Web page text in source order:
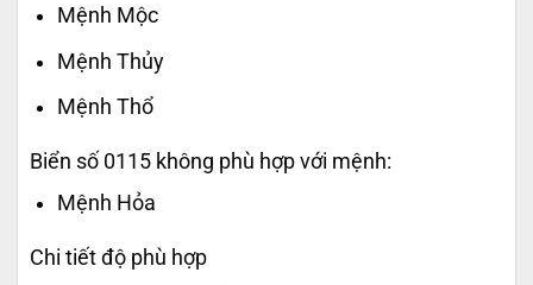
Mệnh Mộc
Mệnh Thủy
Mệnh Thổ
Biển số 0115 không phù hợp với mệnh:
Mệnh Hỏa
Chi tiết độ phù hợp